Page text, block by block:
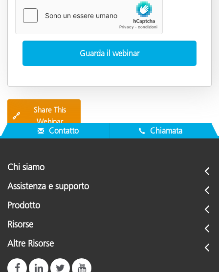
🔗
Share This
Webinar
Contatto Chiamata
Chi siamo
Assistenza e supporto
Prodotto
Risorse
Altre Risorse